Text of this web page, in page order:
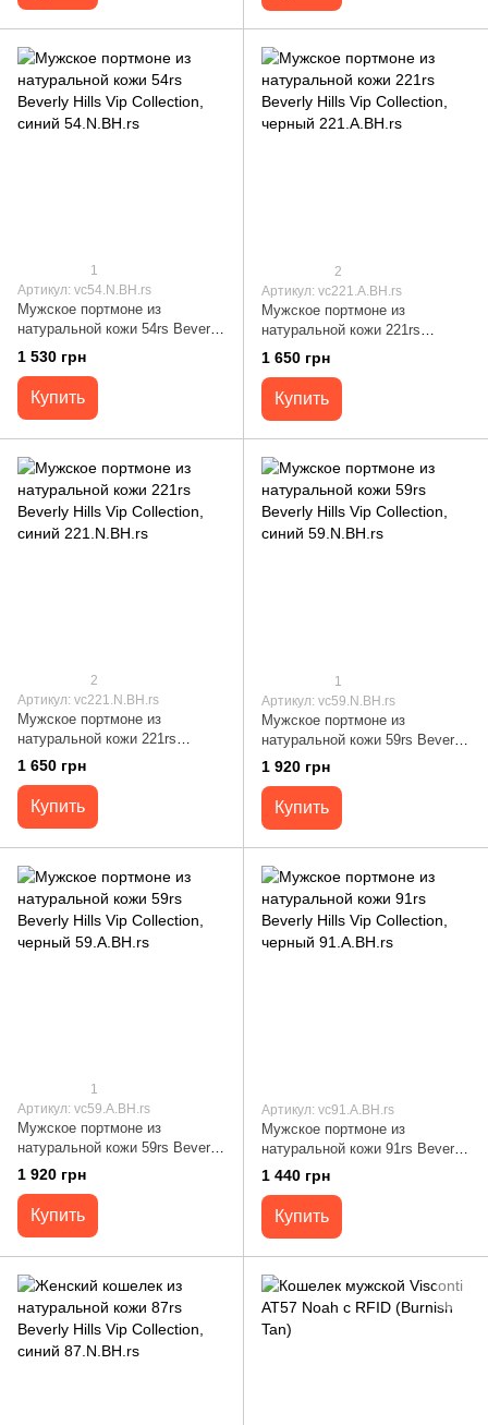
1
Артикул: vc54.N.BH.rs
Мужское портмоне из
натуральной кожи 54rs Beverly
Hills Vip Collection, синий
54.N.BH.rs
1 530 грн
Купить
2
Артикул: vc221.A.BH.rs
Мужское портмоне из
натуральной кожи 221rs
Beverly Hills Vip Collection,
черный 221.A.BH.rs
1 650 грн
Купить
2
Артикул: vc221.N.BH.rs
Мужское портмоне из
натуральной кожи 221rs
Beverly Hills Vip Collection,
синий 221.N.BH.rs
1 650 грн
Купить
1
Артикул: vc59.N.BH.rs
Мужское портмоне из
натуральной кожи 59rs Beverly
Hills Vip Collection, синий
59.N.BH.rs
1 920 грн
Купить
1
Артикул: vc59.A.BH.rs
Мужское портмоне из
натуральной кожи 59rs Beverly
Hills Vip Collection, черный
59.A.BH.rs
1 920 грн
Купить
Артикул: vc91.A.BH.rs
Мужское портмоне из
натуральной кожи 91rs Beverly
Hills Vip Collection, черный
91.A.BH.rs
1 440 грн
Купить